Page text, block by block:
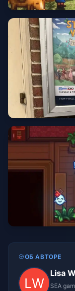
ОБ АВТОРЕ
Lisa
SEA